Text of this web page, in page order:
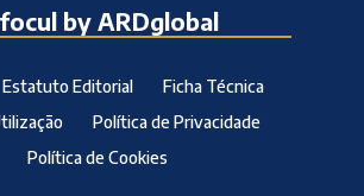
by ARDglobal
Estatuto Editorial
Ficha Técnica
Política de Privacidade
Política de Cookies